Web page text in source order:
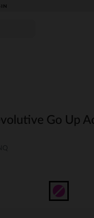
Go Up